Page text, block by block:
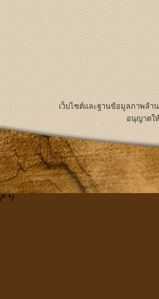
เว็บไซต์และฐานข้อมูลภาพล้า
อนุญาตใ
/* */